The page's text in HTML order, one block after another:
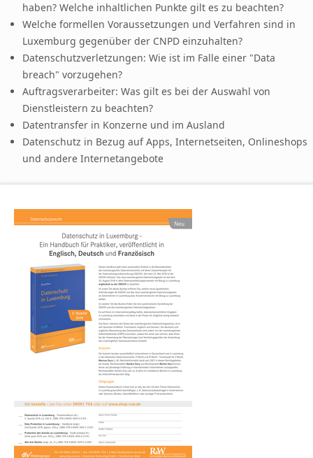
haben? Welche inhaltlichen Punkte gilt es zu beachten?
Welche formellen Voraussetzungen und Verfahren sind in
Luxemburg gegenüber der CNPD einzuhalten?
Datenschutzverletzungen: Wie ist im Falle einer "Data
breach" vorzugehen?
Auftragsverarbeiter: Was gilt es bei der Auswahl von
Dienstleistern zu beachten?
Datentransfer in Konzerne und im Ausland
Datenschutz in Bezug auf Apps, Internetseiten, Onlineshops
und andere Internetangebote